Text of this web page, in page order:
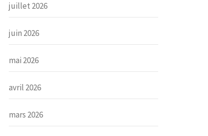
juillet 2026
juin 2026
mai 2026
avril 2026
mars 2026